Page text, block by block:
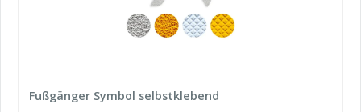
Fußgänger Symbol selbstklebend